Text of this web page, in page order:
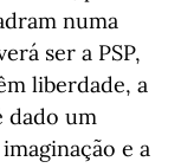
numa
ser a PSP,
liberdade, a
dado um
e a